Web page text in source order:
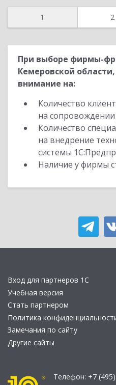
1 2
При выборе фирмы-
Кемеровской
внимание на:
Количество
на
Количество
на внедрение
системы
Наличие у фирмы
Вход для партнеров 1С
Учебная версия
Стать партнером
Политика
Замечания по сайту
Другие сайты
Телефон: +7